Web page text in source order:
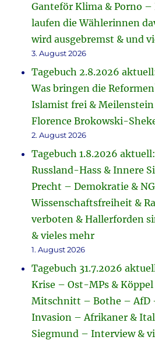
Ganteför Klima & Porno
laufen die Wählerinnen
wird ausgebremst & und
3. August 2026
Tagebuch 2.8.2026
Was bringen die
Islamist frei &
Florence Brokowski-
2. August 2026
Tagebuch 1.8.2026
Russland-Hass & Innere
Precht – Demokratie &
Wissenschaftsfreiheit &
verboten & Hallerforden
& vieles mehr
1. August 2026
Tagebuch 31.7.2026
Krise – Ost-MPs &
Mitschnitt – Bothe – AfD
Invasion – Afrikaner &
Siegmund – Interview &